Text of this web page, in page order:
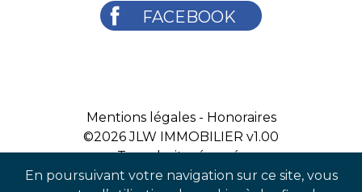
En poursuivant votre navigation sur ce site, vous
FACEBOOK
Mentions légales- Honoraires
©2026JLW IMMOBILIER v1.00
Tous droits réservés